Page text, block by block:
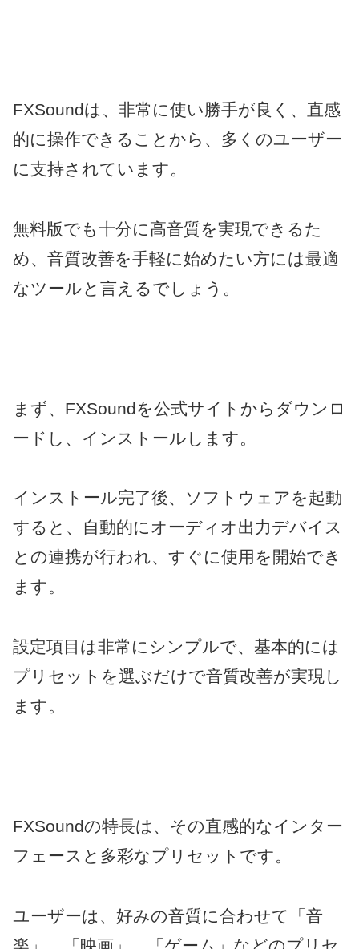
FXSoundは、非常に使い勝手が良く、直感
的に操作できることから、多くのユーザー
に支持されています。
無料版でも十分に高音質を実現できるた
め、音質改善を手軽に始めたい方には最適
なツールと言えるでしょう。
まず、FXSoundを公式サイトからダウンロ
ードし、インストールします。
インストール完了後、ソフトウェアを起動
すると、自動的にオーディオ出力デバイス
との連携が行われ、すぐに使用を開始でき
ます。
設定項目は非常にシンプルで、基本的には
プリセットを選ぶだけで音質改善が実現し
ます。
FXSoundの特長は、その直感的なインター
フェースと多彩なプリセットです。
ユーザーは、好みの音質に合わせて「音
楽」、「映画」、「ゲーム」などのプリセ